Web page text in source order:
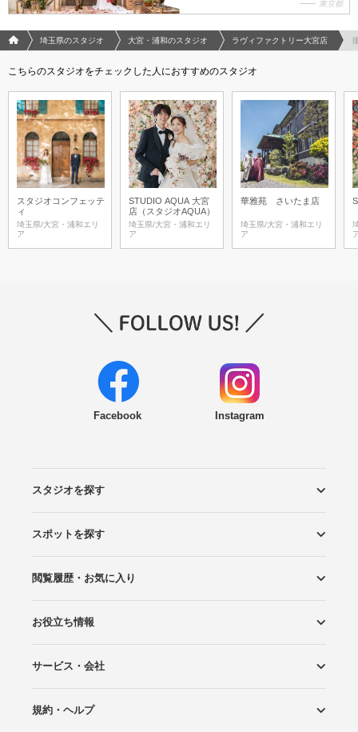
東京都
フォトウエディング/結婚写真のPhotorait ホーム
埼玉県のスタジオ 大宮・浦和のスタジオ ラヴィファクトリー大宮店
こちらのスタジオをチェックした人におすすめのスタジオ
スタジオコンフェッテ
ィ
埼玉県/大宮・浦和エリ
ア
STUDIO AQUA 大宮
店（スタジオAQUA）
埼玉県/大宮・浦和エリ
ア
華雅苑 さいたま店
埼玉県/大宮・浦和エリ
ア
Facebook Instagram
スタジオを探す
エリアから探す
こだわりから探す
NEW PHOTO STYLE
プランから探す
フォトタイプ診断
フォトグラファーから探す
国内リゾートから探す
スポットを探す
ロケーションから探す
スタジオから探す
閲覧履歴・お気に入り
閲覧スタジオ
お気に入り
お役立ち情報
Wedding Photo マガジン
はじめてガイド
サービス・会社
Photoraitとは
スタジオの掲載について
お問い合わせ
運営会社
サイトマップ
規約・ヘルプ